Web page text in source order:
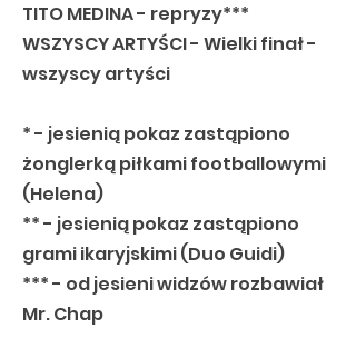
TITO MEDINA - repryzy***
WSZYSCY ARTYŚCI - Wielki finał -
wszyscy artyści
* - jesienią pokaz zastąpiono
żonglerką piłkami footballowymi
(Helena)
** - jesienią pokaz zastąpiono
grami ikaryjskimi (Duo Guidi)
*** - od jesieni widzów rozbawiał
Mr. Chap